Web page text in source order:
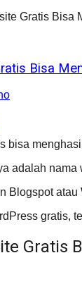
Bisa
bisa
adalah
Blogspot
gratis,
Gratis